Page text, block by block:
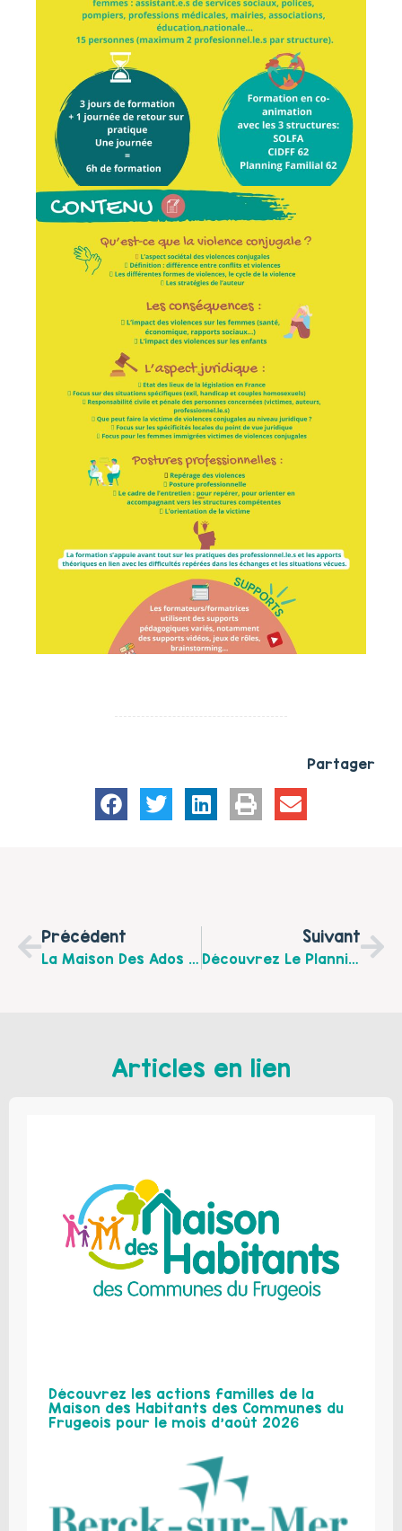
Partager
Précédent
La Maison Des Ados Du Littoral Propose Le 9 Novembre 2023 De 9h À 12h Un Temps D’échanges Entre Professionnels Autour De La Thématique « Accompagner L’ado Dans La Gestion De Ses Émotions »
Suivant
Découvrez Le Planning Des Actions Familles De La Maison Des Habitants Des Communes Du Frugeois Pour Le Mois D’octobre
Articles en lien
Découvrez les actions familles de la
Maison des Habitants des Communes du
Frugeois pour le mois d’août 2026